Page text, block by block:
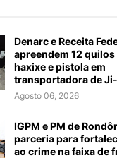
Denarc e Receita
apreendem 12 quilos
haxixe e pistola em
transportadora de
Agosto 06, 2026
IGPM e PM de
parceria para
ao crime na faixa de